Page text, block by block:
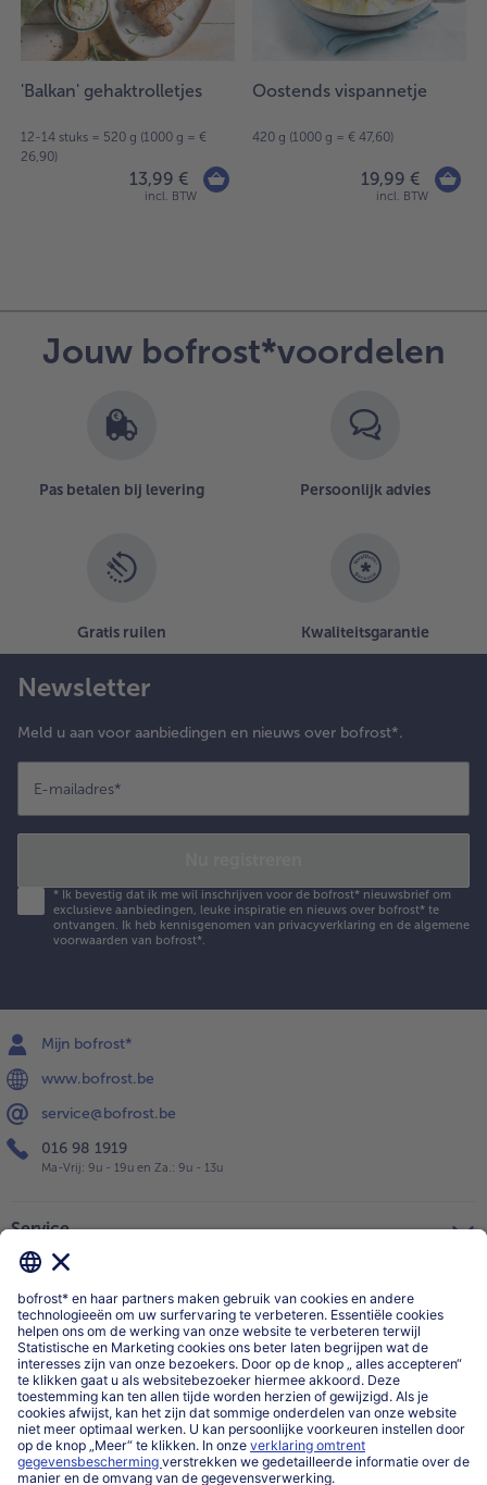
'Balkan' gehaktrolletjes
12-14 stuks = 520 g (1000 g = €
26,90)
13,99 €
incl. BTW
Oostends vispannetje
420 g (1000 g = € 47,60)
19,99 €
incl. BTW
Jouw bofrost*voordelen
Pas betalen bij levering Persoonlijk advies
Gratis ruilen Kwaliteitsgarantie
Newsletter
Meld u aan voor aanbiedingen en nieuws over bofrost*.
E-mailadres*
* Ik bevestig dat ik me wil inschrijven voor de bofrost* nieuwsbrief om
exclusieve aanbiedingen, leuke inspiratie en nieuws over bofrost* te
ontvangen. Ik heb kennisgenomen van privacyverklaring en de algemene
voorwaarden van bofrost*.
Mijn bofrost*
www.bofrost.be
service@bofrost.be
016 98 1919
Ma-Vrij: 9u - 19u en Za.: 9u - 13u
Service
Categorieën